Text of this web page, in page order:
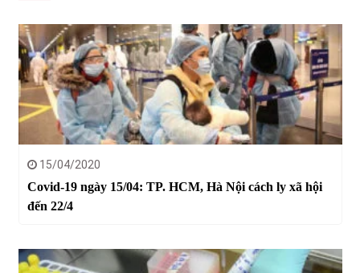
15/04/2020
Covid-19 ngày 15/04: TP. HCM, Hà Nội cách ly xã hội
đến 22/4